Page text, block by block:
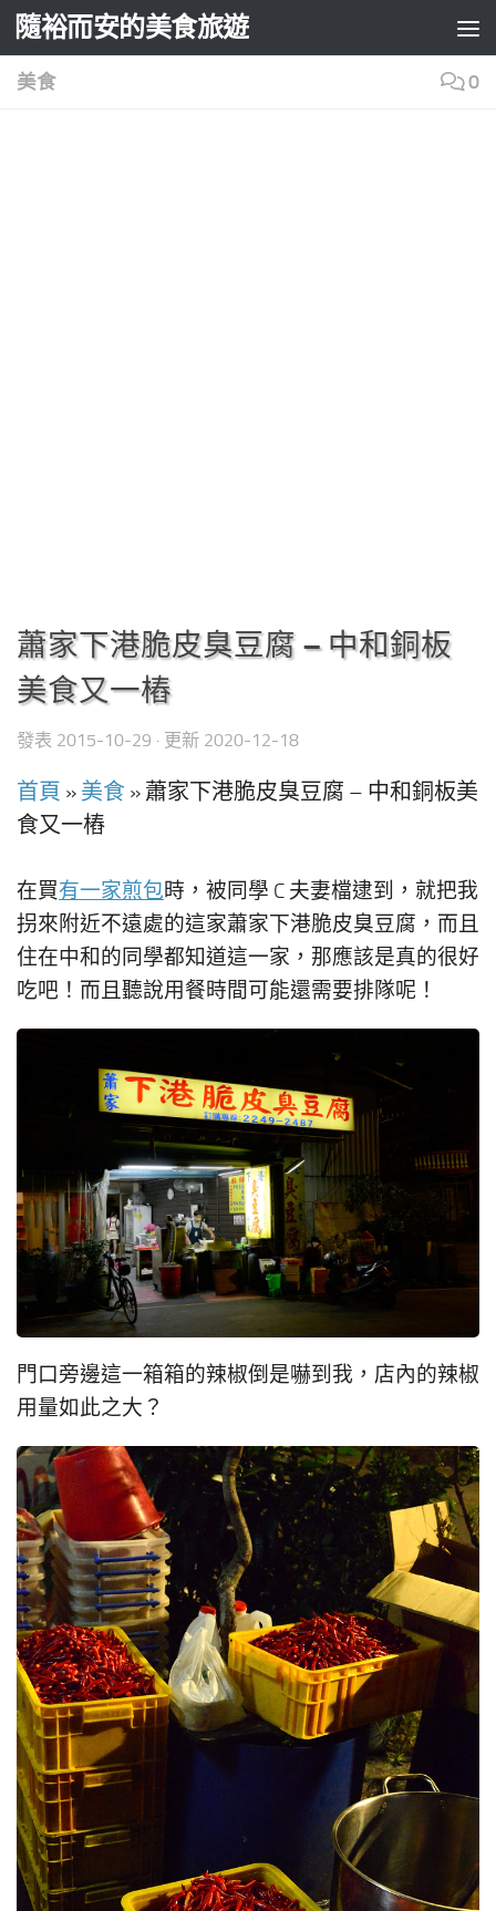
Skip to content
隨裕而安的美食旅遊
美食 0
蕭家下港脆皮臭豆腐 – 中和銅板
美食又一樁
發表 2015-10-29 · 更新 2020-12-18
首頁 » 美食 » 蕭家下港脆皮臭豆腐 – 中和銅板美
食又一樁
在買有一家煎包時，被同學 C 夫妻檔逮到，就把我
拐來附近不遠處的這家蕭家下港脆皮臭豆腐，而且
住在中和的同學都知道這一家，那應該是真的很好
吃吧！而且聽說用餐時間可能還需要排隊呢！
門口旁邊這一箱箱的辣椒倒是嚇到我，店內的辣椒
用量如此之大？